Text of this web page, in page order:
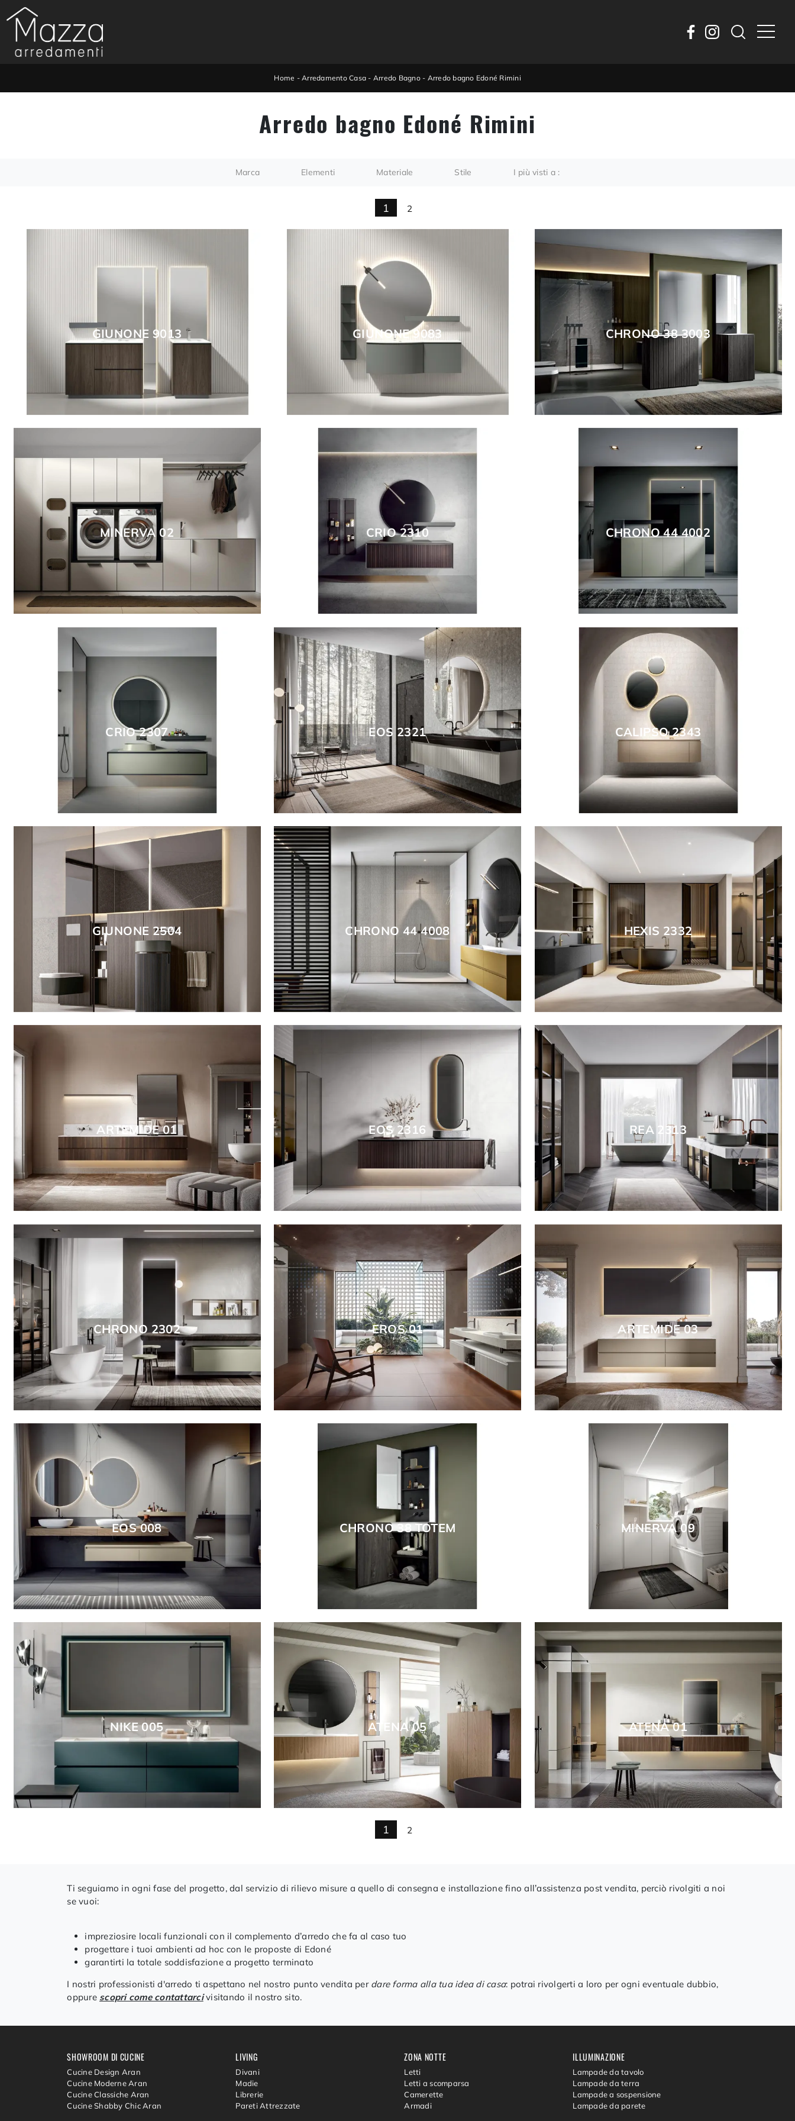
Home - Arredamento Casa - Arredo Bagno- Arredo bagno Edoné Rimini
Arredo bagno Edoné Rimini
Marca Elementi Materiale Stile I più visti a :
1 2
GIUNONE 9013 GIUNONE 9083 CHRONO 38 3003
MINERVA 02 CRIO 2310 CHRONO 44 4002
CRIO 2307 EOS 2321 CALIPSO 2343
GIUNONE 2504 CHRONO 44 4008 HEXIS 2332
ARTEMIDE 01 EOS 2316 REA 2313
CHRONO 2302 EROS 01 ARTEMIDE 03
EOS 008 CHRONO 38 TOTEM MINERVA 09
NIKE 005 ATENA 05 ATENA 01
1 2
Ti seguiamo in ogni fase del progetto, dal servizio di rilievo misure a quello di consegna e installazione fino all’assistenza post vendita, perciò rivolgiti a noi
se vuoi:
impreziosire locali funzionali con il complemento d’arredo che fa al caso tuo
progettare i tuoi ambienti ad hoc con le proposte di Edoné
garantirti la totale soddisfazione a progetto terminato
I nostri professionisti d'arredo ti aspettano nel nostro punto vendita per dare forma alla tua idea di casa: potrai rivolgerti a loro per ogni eventuale dubbio,
oppure scopri come contattarcivisitando il nostro sito.
SHOWROOM DI CUCINE
Cucine Design Aran
Cucine Moderne Aran
Cucine Classiche Aran
Cucine Shabby Chic Aran
LIVING
Divani
Madie
Librerie
Pareti Attrezzate
ZONA NOTTE
Letti
Letti a scomparsa
Camerette
Armadi
ILLUMINAZIONE
Lampade da tavolo
Lampade da terra
Lampade a sospensione
Lampade da parete